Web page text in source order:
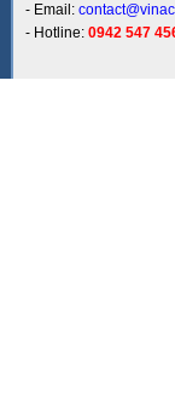
- Email:
- Hotline: 0942 547